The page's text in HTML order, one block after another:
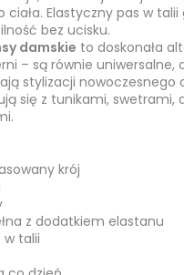
ciała. Elastyczny pas w
bez ucisku.
damskie to doskonała
– są równie uniwersalne,
stylizacji nowoczesnego
się z tunikami, swetrami,
krój
z dodatkiem elastanu
w talii